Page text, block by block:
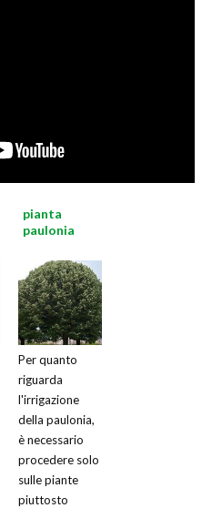
pianta
paulonia
Per quanto
riguarda
l'irrigazione
della paulonia,
è necessario
procedere solo
sulle piante
piuttosto